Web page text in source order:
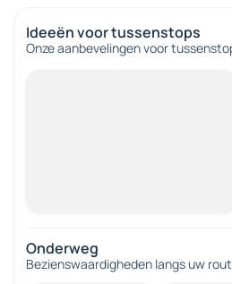
Ideeën voor tussenstops
Onze aanbevelingen voor
Onderweg
Bezienswaardigheden langs uw